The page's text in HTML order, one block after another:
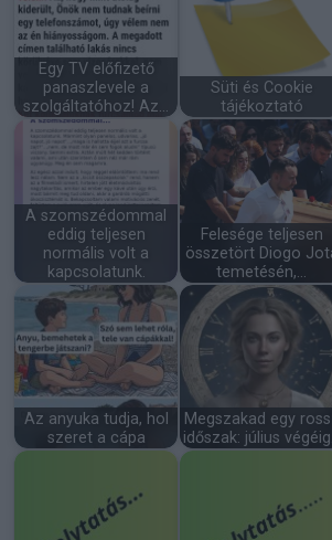
Egy TV előfizető
panaszlevele a
szolgáltatóhoz! Az…
Süti és Cookie
tájékoztató
A szomszédommal
eddig teljesen
normális volt a
kapcsolatunk.
Felesége teljesen
összetört Diogo
temetésén,…
Az anyuka tudja, hol
szeret a cápa
Megszakad egy
időszak: július